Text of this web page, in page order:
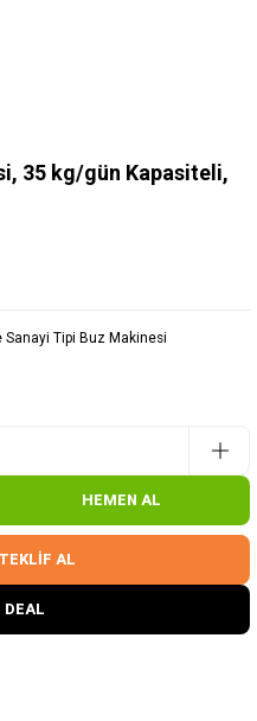
35 kg/gün Kapasiteli,
Sanayi Tipi Buz Makinesi
HEMEN AL
AL
DEAL